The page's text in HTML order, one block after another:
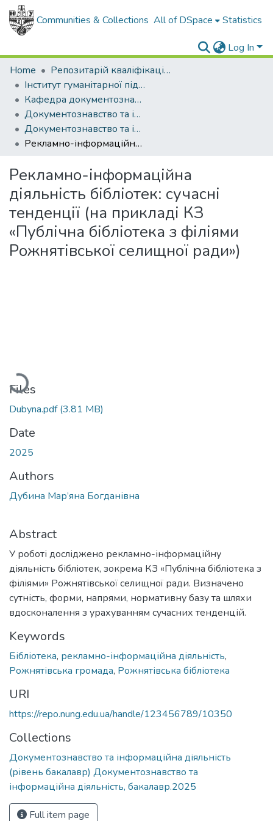
Communities & Collections All of DSpace Statistics
Log In
Home
Репозитарій кваліфікаційних робіт здобувачів вищої освіти
Інститут гуманітарної підготовки та державного управління
Кафедра документознавства та інформаційної діяльності
Документознавство та інформаційна діяльність (рівень бакалавр)
Документознавство та інформаційна діяльність (рівень бакалавр) Документознавство та інформаційна діяльність, бакалавр.2025
Рекламно-інформаційна діяльність бібліотек: сучасні тенденції (на прикладі КЗ «Публічна бібліотека з філіями Рожнятівської селищної ради»)
Рекламно-інформаційна
діяльність бібліотек: сучасні
тенденції (на прикладі КЗ
«Публічна бібліотека з філіями
Рожнятівської селищної ради»)
Loading...
Files
Dubyna.pdf(3.81 MB)
Date
2025
Authors
Дубина Мар’яна Богданівна
Abstract
У роботі досліджено рекламно-інформаційну
діяльність бібліотек, зокрема КЗ «Публічна бібліотека з
філіями» Рожнятівської селищної ради. Визначено
сутність, форми, напрями, нормативну базу та шляхи
вдосконалення з урахуванням сучасних тенденцій.
Keywords
Бібліотека, рекламно-інформаційна діяльність,
Рожнятівська громада, Рожнятівська бібліотека
URI
https://repo.nung.edu.ua/handle/123456789/10350
Collections
Документознавство та інформаційна діяльність
(рівень бакалавр) Документознавство та
інформаційна діяльність, бакалавр.2025
Full item page